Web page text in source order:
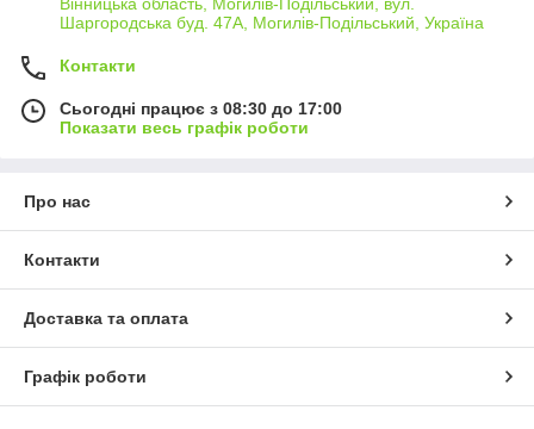
Шаргородська буд. 47А, Могилів-Подільський, Україна
Контакти
Сьогодні працює з 08:30 до 17:00
Показати весь графік роботи
Про нас
Контакти
Доставка та оплата
Графік роботи